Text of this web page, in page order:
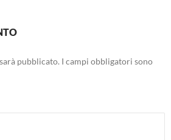
pubblicato. I campi obbligatori sono